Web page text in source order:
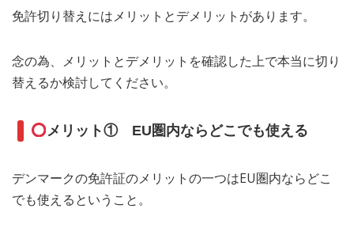
免許切り替えにはメリットとデメリットがあります。
念の為、メリットとデメリットを確認した上で本当に切り
替えるか検討してください。
メリット① EU圏内ならどこでも使える
デンマークの免許証のメリットの一つはEU圏内ならどこ
でも使えるということ。